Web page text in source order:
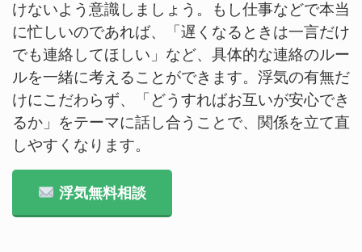
けないよう意識しましょう。もし仕事などで本当
に忙しいのであれば、「遅くなるときは一言だけ
でも連絡してほしい」など、具体的な連絡のルー
ルを一緒に考えることができます。浮気の有無だ
けにこだわらず、「どうすればお互いが安心でき
るか」をテーマに話し合うことで、関係を立て直
しやすくなります。
浮気無料相談